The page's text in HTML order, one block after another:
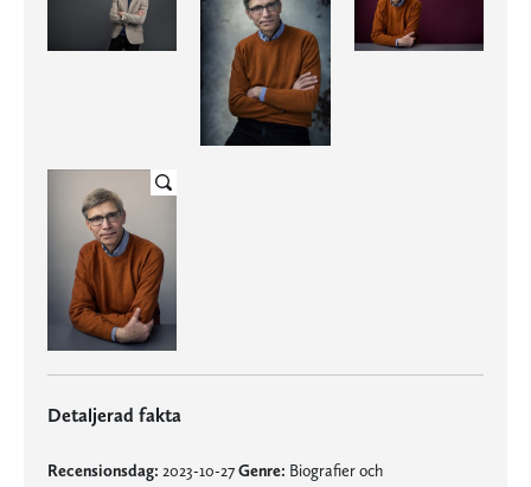
Detaljerad fakta
Recensionsdag: 2023-10-27Genre: Biografier och